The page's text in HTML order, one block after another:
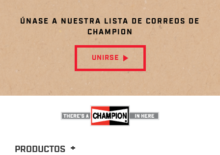
ÚNASE A NUESTRA LISTA DE CORREOS DE
CHAMPION
UNIRSE
PRODUCTOS